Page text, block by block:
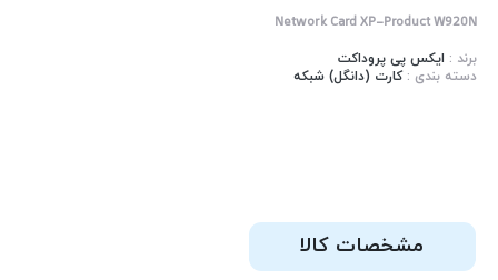
Network Card XP-Product W920N
برند : ایکس پی پروداکت
دسته بندی :کارت (دانگل) شبکه
مشخصات کالا